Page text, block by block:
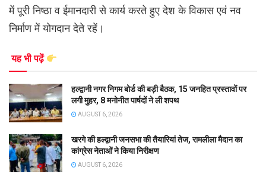
में पूरी निष्ठा व ईमानदारी से कार्य करते हुए देश के विकास एवं नव
निर्माण में योगदान देते रहें।
यह भी पढ़ें
हल्द्वानी नगर निगम बोर्ड की बड़ी बैठक, 15 जनहित प्रस्तावों पर
लगी मुहर, 8 मनोनीत पार्षदों ने ली शपथ
AUGUST 6, 2026
खरगे की हल्द्वानी जनसभा की तैयारियां तेज, रामलीला मैदान का
कांग्रेस नेताओं ने किया निरीक्षण
AUGUST 6, 2026